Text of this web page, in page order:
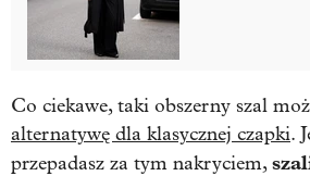
Co ciekawe, taki obszerny szal
alternatywę dla klasycznej czapki.
przepadasz za tym nakryciem,